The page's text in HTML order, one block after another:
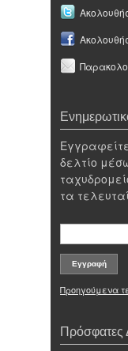
δελτίο
τα
Προηγούμενα
Πρόσφατες